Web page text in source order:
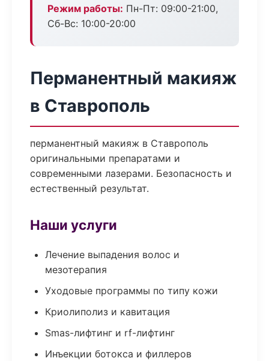
Режим работы: Пн-Пт: 09:00-21:00,
Сб-Вс: 10:00-20:00
Перманентный макияж
в Ставрополь
перманентный макияж в Ставрополь
оригинальными препаратами и
современными лазерами. Безопасность и
естественный результат.
Наши услуги
Лечение выпадения волос и
мезотерапия
Уходовые программы по типу кожи
Криолиполиз и кавитация
Smas-лифтинг и rf-лифтинг
Инъекции ботокса и филлеров